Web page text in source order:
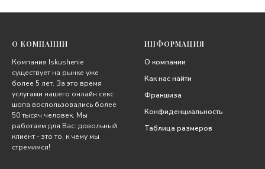
О КОМПАНИИ
Компания Iskushenie
существует на рынке уже
более 5 лет. За это время
услугами нашего онлайн секс
шопа воспользовались более
50 тысяч человек. Мы
работаем для Вас: довольный
клиент - это то, к чему мы
стремимся!
ИНФОРМАЦИЯ
О компании
Как нас найти
Франшиза
Конфиденциальность
Таблица размеров